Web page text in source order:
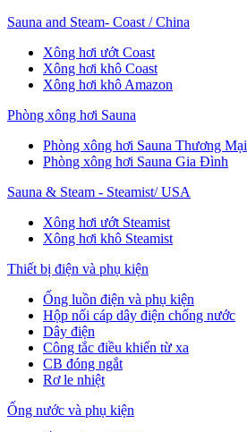
Sauna and Steam- Coast / China
Xông hơi ướt Coast
Xông hơi khô Coast
Xông hơi khô Amazon
Phòng xông hơi Sauna
Phòng xông hơi Sauna Thương Mại
Phòng xông hơi Sauna Gia Đình
Sauna & Steam - Steamist/ USA
Xông hơi ướt Steamist
Xông hơi khô Steamist
Thiết bị điện và phụ kiện
Ống luồn điện và phụ kiện
Hộp nối cáp dây điện chống nước
Dây điện
Công tắc điều khiển từ xa
CB đóng ngắt
Rơ le nhiệt
Ống nước và phụ kiện